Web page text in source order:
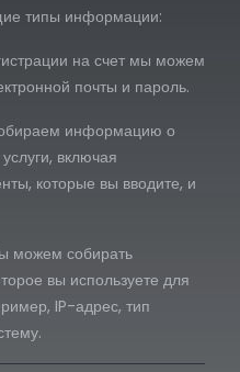
типы информации:
на счет мы можем
почты и пароль.
информацию о
включая
которые вы вводите, и
можем собирать
вы используете для
IP-адрес, тип